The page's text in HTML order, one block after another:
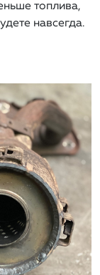
топлива,
навсегда.